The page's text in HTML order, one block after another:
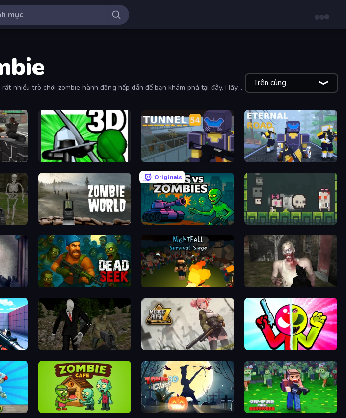
nhiều trò chơi zombie hành động hấp dẫn để bạn khám phá tại đây. Hãy
Trên cùng
Masked Forces: Zombie Survival Stickman: Legacy of Zombie War Tunnel 54 Eternal Road
Zombie World
Originals
Guns vs Zombies A Grim Chase
Slendrina Must Die: The Cellar Dead Seek Nightfall: Survival Siege Zombie Mayhem Online
Shoot Your Nightmare: Halloween Special Merge Rush Z Stickman Zombie vs Stickman Hero
Zombie Cafe Zombie Clash 3D: Halloween Vampire Pixel Survivors